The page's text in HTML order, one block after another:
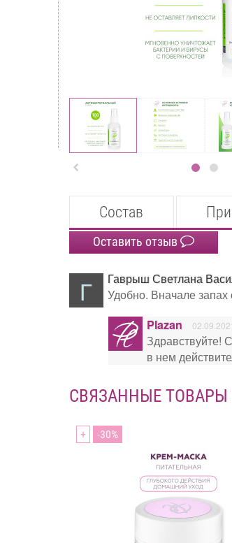

Состав
Оставить отзыв
Г Гаврыш Светлана
Удобно. Вначале
Plazan
Здравствуйте!
в нем
СВЯЗАННЫЕ ТОВАРЫ
+ 30